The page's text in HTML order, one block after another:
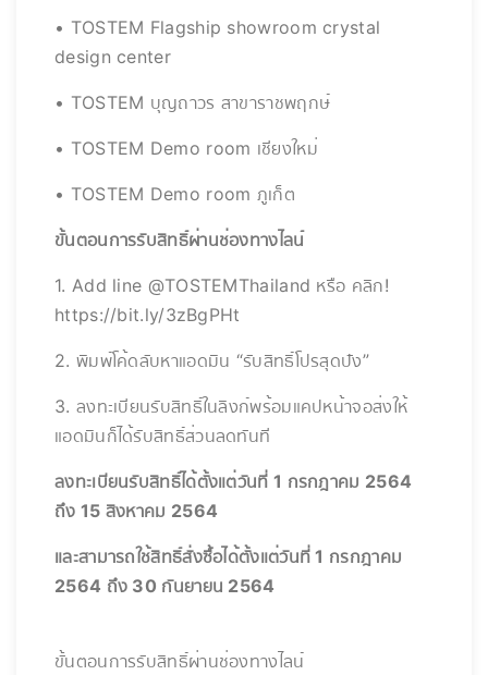
• TOSTEM Flagship showroom crystal
design center
• TOSTEM บุญถาวร สาขาราชพฤกษ์
• TOSTEM Demo room เชียงใหม่
• TOSTEM Demo room ภูเก็ต
ขั้นตอนการรับสิทธิ์ผ่านช่องทางไลน์
1. Add line @TOSTEMThailand หรือ คลิก!
https://bit.ly/3zBgPHt
2. พิมพ์โค้ดลับหาแอดมิน “รับสิทธิ์โปรสุดปัง”
3. ลงทะเบียนรับสิทธิ์ในลิงก์พร้อมแคปหน้าจอส่งให้
แอดมินก็ได้รับสิทธิ์ส่วนลดทันที
ลงทะเบียนรับสิทธิ์ได้ตั้งแต่วันที่ 1 กรกฎาคม 2564
ถึง 15 สิงหาคม 2564
และสามารถใช้สิทธิ์สั่งซื้อได้ตั้งแต่วันที่ 1 กรกฎาคม
2564 ถึง 30 กันยายน 2564
ขั้นตอนการรับสิทธิ์ผ่านช่องทางไลน์